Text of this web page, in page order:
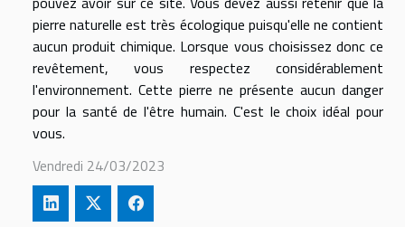
pierre naturelle est très écologique puisqu'elle ne contient
aucun produit chimique. Lorsque vous choisissez donc ce
revêtement, vous respectez considérablement
l'environnement. Cette pierre ne présente aucun danger
pour la santé de l'être humain. C'est le choix idéal pour
vous.
Vendredi 24/03/2023